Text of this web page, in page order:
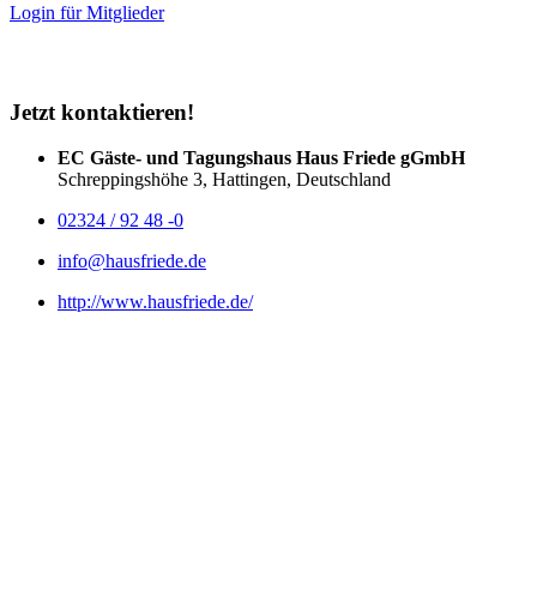
Login für Mitglieder
Jetzt kontaktieren!
EC Gäste- und Tagungshaus Haus Friede gGmbH
Schreppingshöhe 3, Hattingen, Deutschland
02324 / 92 48 -0
info@hausfriede.de
http://www.hausfriede.de/